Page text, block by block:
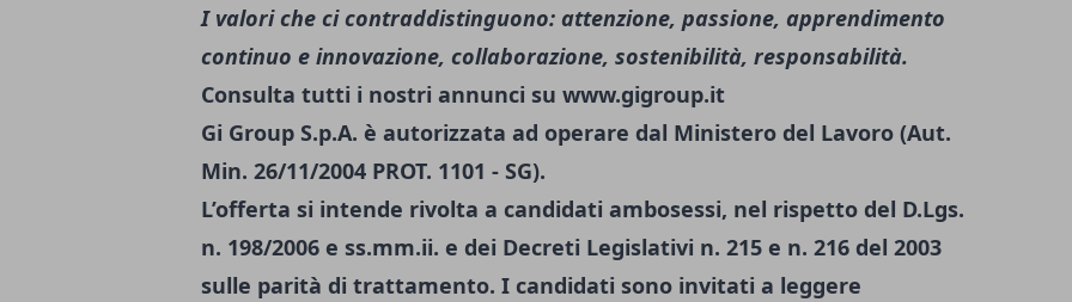
I valori che ci contraddistinguono: attenzione, passione, apprendimento
continuo e innovazione, collaborazione, sostenibilità, responsabilità.
Consulta tutti i nostri annunci su www.gigroup.it
Gi Group S.p.A. è autorizzata ad operare dal Ministero del Lavoro (Aut.
Min. 26/11/2004 PROT. 1101 - SG).
L’offerta si intende rivolta a candidati ambosessi, nel rispetto del D.Lgs.
n. 198/2006 e ss.mm.ii. e dei Decreti Legislativi n. 215 e n. 216 del 2003
sulle parità di trattamento. I candidati sono invitati a leggere